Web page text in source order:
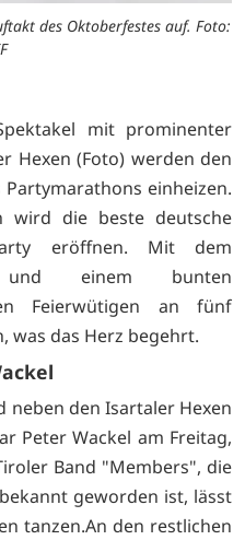
des Oktoberfestes auf. Foto:
mit prominenter
Hexen (Foto) werden den
einheizen.
wird die beste deutsche
eröffnen. Mit dem
und einem bunten
Feierwütigen an fünf
was das Herz begehrt.
neben den Isartaler Hexen
Peter Wackel am Freitag,
Band "Members", die
geworden ist, lässt
tanzen.An den restlichen